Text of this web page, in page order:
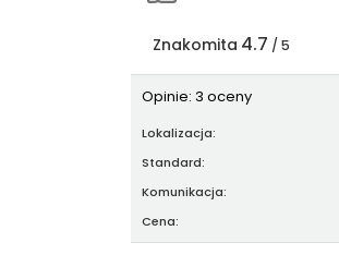
Znakomita 4.7 / 5
Opinie: 3 oceny
Lokalizacja:
Standard:
Komunikacja:
Cena: